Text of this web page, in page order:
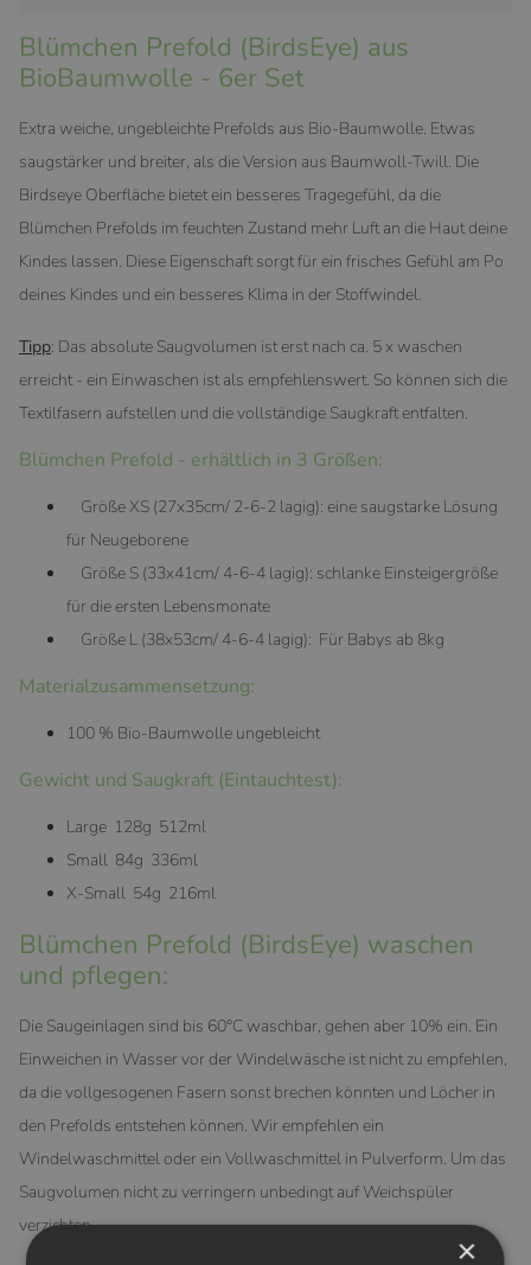
Blümchen Prefold (BirdsEye) aus
BioBaumwolle - 6er Set
Extra weiche, ungebleichte Prefolds aus Bio-Baumwolle. Etwas
saugstärker und breiter, als die Version aus Baumwoll-Twill. Die
Birdseye Oberfläche bietet ein besseres Tragegefühl, da die
Blümchen Prefolds im feuchten Zustand mehr Luft an die Haut deine
Kindes lassen. Diese Eigenschaft sorgt für ein frisches Gefühl am Po
deines Kindes und ein besseres Klima in der Stoffwindel.
Tipp: Das absolute Saugvolumen ist erst nach ca. 5 x waschen
erreicht - ein Einwaschen ist als empfehlenswert. So können sich die
Textilfasern aufstellen und die vollständige Saugkraft entfalten.
Blümchen Prefold - erhältlich in 3 Größen:
Größe XS (27x35cm/ 2-6-2 lagig): eine saugstarke Lösung
für Neugeborene
Größe S (33x41cm/ 4-6-4 lagig): schlanke Einsteigergröße
für die ersten Lebensmonate
Größe L (38x53cm/ 4-6-4 lagig): Für Babys ab 8kg
Materialzusammensetzung:
100 % Bio-Baumwolle ungebleicht
Gewicht und Saugkraft (Eintauchtest):
Large 128g 512ml
Small 84g 336ml
X-Small 54g 216ml
Blümchen Prefold (BirdsEye) waschen
und pflegen:
Die Saugeinlagen sind bis 60°C waschbar, gehen aber 10% ein. Ein
Einweichen in Wasser vor der Windelwäsche ist nicht zu empfehlen,
da die vollgesogenen Fasern sonst brechen könnten und Löcher in
den Prefolds entstehen können. Wir empfehlen ein
Windelwaschmittel oder ein Vollwaschmittel in Pulverform. Um das
Saugvolumen nicht zu verringern unbedingt auf Weichspüler
verzichten.
×